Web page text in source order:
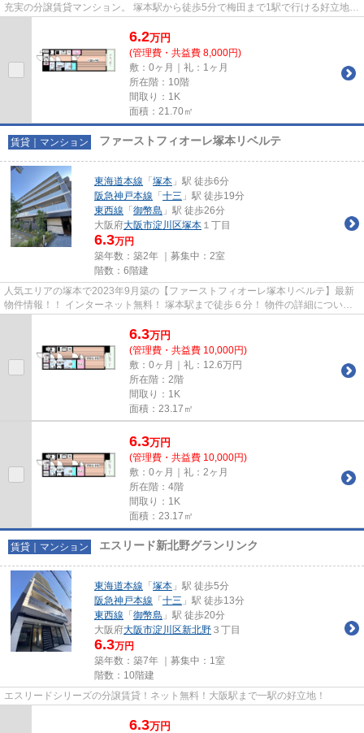
充実の分譲賃貸マンション。 塚本駅から徒歩5分で梅田まで1駅で行ける好立地。
6.2万円
(管理費・共益費 8,000円)
敷：0ヶ月｜礼：1ヶ月
所在階：10階
間取り：1K
面積：21.70㎡
賃貸｜マンション ファーストフィオーレ塚本リベルテ
東海道本線 「 塚本 」駅 徒歩6分
阪急神戸本線 「 十三 」駅 徒歩19分
東西線 「 御幣島 」駅 徒歩26分
大阪府大阪市淀川区塚本 １丁目
6.3万円
築年数：築2年 ｜募集中： 2室
階数：6階建
人気エリアの塚本で2023年9月築の【ファーストフィオーレ塚本リベルテ】最新
物件情報！！ インターネット無料！ 塚本駅まで徒歩６分！ 物件の詳細について
6.3万円
(管理費・共益費 10,000円)
敷：0ヶ月｜礼：12.6万円
所在階：2階
間取り：1K
面積：23.17㎡
6.3万円
(管理費・共益費 10,000円)
敷：0ヶ月｜礼：2ヶ月
所在階：4階
間取り：1K
面積：23.17㎡
賃貸｜マンション エスリード新北野グランリンク
東海道本線 「 塚本 」駅 徒歩5分
阪急神戸本線 「 十三 」駅 徒歩13分
東西線 「 御幣島 」駅 徒歩20分
大阪府大阪市淀川区新北野 ３丁目
6.3万円
築年数：築7年 ｜募集中： 1室
階数：10階建
エスリードシリーズの分譲賃貸！ネット無料！大阪駅まで一駅の好立地！
6.3万円